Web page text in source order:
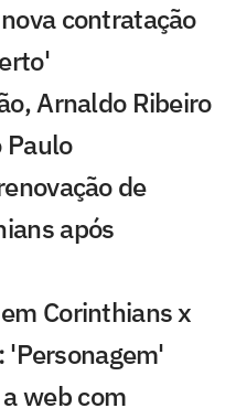
contratação
Arnaldo Ribeiro
Paulo
de
após
Corinthians x
web com